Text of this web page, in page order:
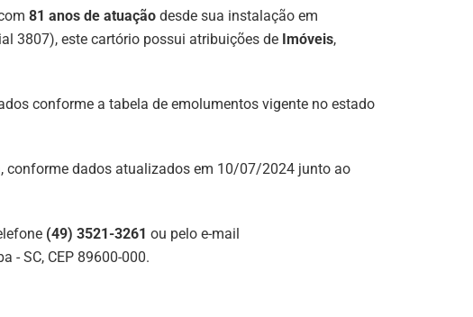
81 anos de atuação desde sua instalação em
3807), este cartório possui atribuições de Imóveis,
conforme a tabela de emolumentos vigente no estado
, conforme dados atualizados em 10/07/2024 junto ao
(49) 3521-3261 ou pelo e-mail
- SC, CEP 89600-000.